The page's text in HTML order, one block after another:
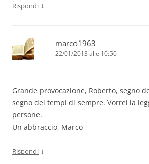
Rispondi ↓
marco1963
22/01/2013 alle 10:50
Grande provocazione, Roberto, segno
segno dei tempi di sempre. Vorrei la
persone.
Un abbraccio, Marco
Rispondi ↓